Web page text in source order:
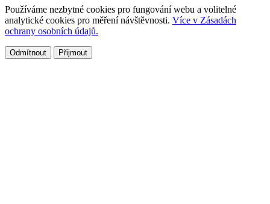
Používáme nezbytné cookies pro fungování webu a volitelné
analytické cookies pro měření návštěvnosti. Více v Zásadách
ochrany osobních údajů.
Odmítnout Přijmout